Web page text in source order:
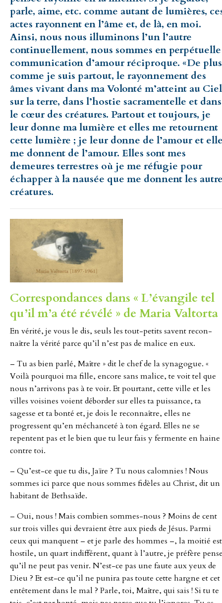
parle, aime, etc. comme autant de lumières,
actes rayonnent en l’âme et, de là, en moi.
Ainsi, nous nous illuminons l’un l’autre
continuellement, nous sommes en perpétuelle
communication d’amour réciproque. «De
comme je suis partout, le rayonnement des
âmes vivant dans ma Volonté m’atteint au
sur la terre, dans l’hostie sacramentelle et dans
le cœur des créatures. Partout et toujours, je
leur donne ma lumière et elles me retournent
cette lumière ; je leur donne de l’amour et
me donnent de l’amour. Elles sont mes
demeures terrestres où je me réfugie pour
échapper à la nausée que me donnent les
créatures.
Correspondances dans « L’évangile tel
qu’il m’a été révélé » de Maria Valtorta
En vérité, je vous le dis, seuls les tout-petits savent recon­
naître la vérité parce qu’il n’est pas de malice en eux.
– Tu as bien parlé, Maître » dit le chef de la synagogue. «
Voilà pourquoi ma fille, encore sans malice, te voit tel que
nous n’arrivons pas à te voir. Et pourtant, cette ville et les
villes voisines voient déborder sur elles ta puissance, ta
sagesse et ta bonté et, je dois le reconnaître, elles ne
progressent qu’en méchanceté à ton égard. Elles ne se
repentent pas et le bien que tu leur fais y fermente en haine
contre toi.
– Qu’est-ce que tu dis, Jaïre ? Tu nous calomnies ! Nous
sommes ici parce que nous sommes fidèles au Christ, dit un
habitant de Bethsaïde.
– Oui, nous ! Mais combien sommes-nous ? Moins de cent
sur trois villes qui devraient être aux pieds de Jésus. Parmi
ceux qui manquent – et je parle des hommes –, la moitié est
hostile, un quart indifférent, quant à l’autre, je préfère
qu’il ne peut pas venir. N’est-ce pas une faute aux yeux de
Dieu ? Et est-ce qu’il ne punira pas toute cette hargne et cet
entêtement dans le mal ? Parle, toi, Maître, qui sais ! Si tu te